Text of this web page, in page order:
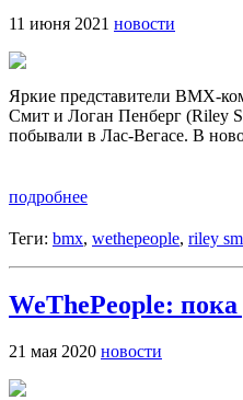
11 июня 2021 новости
Яркие представители ВМХ-
Смит и Логан Пенберг (Riley
побывали в Лас-Вегасе. В
подробнее
Теги: bmx, wethepeople, riley
WeThePeople:
21 мая 2020 новости